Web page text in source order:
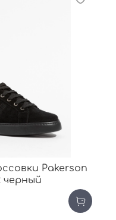
Pakerson
черный